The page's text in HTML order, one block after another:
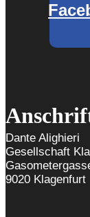
Dante Alighieri
Gesellschaft
9020 Klagenfurt